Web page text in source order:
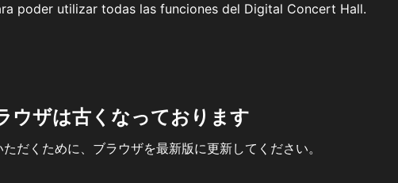
poder utilizar todas las funciones del Digital Concert Hall.
ウザは古くなっております
だくために、ブラウザを最新版に更新してください。